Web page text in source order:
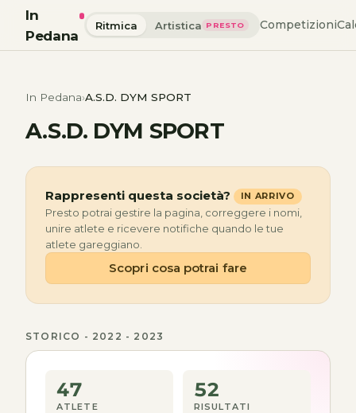
In
Pedana
Ritmica Artistica PRESTO Competizioni
In Pedana A.S.D. DYM SPORT
A.S.D. DYM SPORT
Rappresenti questa società? IN ARRIVO
Presto potrai gestire la pagina, correggere i nomi,
unire atlete e ricevere notifiche quando le tue
atlete gareggiano.
Scopri cosa potrai fare
STORICO - 2022 - 2023
47
ATLETE
52
RISULTATI